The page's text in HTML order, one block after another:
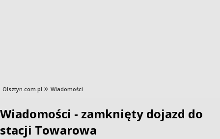
Olsztyn.com.pl Wiadomości
Wiadomości - zamknięty dojazd do
stacji Towarowa